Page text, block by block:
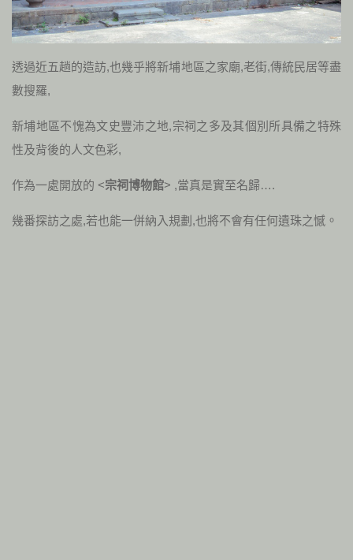
透過近五趟的造訪,也幾乎將新埔地區之家廟,老街,傳統民居等盡
數搜羅,
新埔地區不愧為文史豐沛之地,宗祠之多及其個別所具備之特殊
性及背後的人文色彩,
作為一處開放的 <宗祠博物館> ,當真是實至名歸….
幾番探訪之處,若也能一併納入規劃,也將不會有任何遺珠之憾 。